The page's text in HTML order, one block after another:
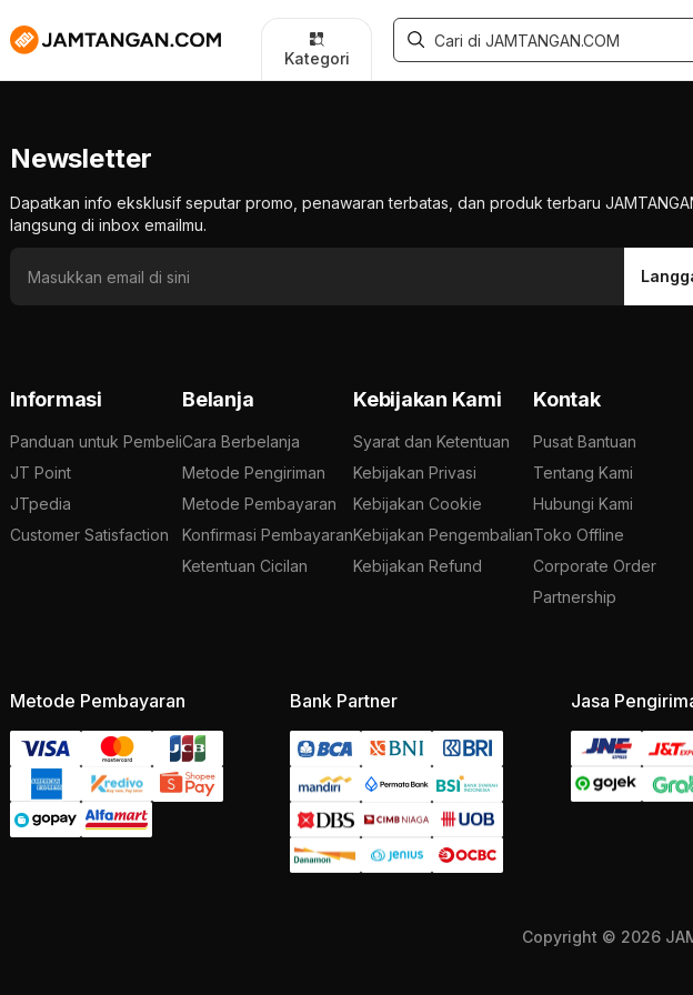
Newsletter
Dapatkan info eksklusif seputar promo, penawaran terbatas, dan produk terbaru
langsung di inbox emailmu.
Informasi
Panduan untuk Pembeli
JT Point
JTpedia
Customer Satisfaction
Belanja
Cara Berbelanja
Metode Pengiriman
Metode Pembayaran
Konfirmasi Pembayaran
Ketentuan Cicilan
Kebijakan Kami
Syarat dan Ketentuan
Kebijakan Privasi
Kebijakan Cookie
Kebijakan Pengembalian
Kebijakan Refund
Kontak
Pusat Bantuan
Tentang Kami
Hubungi Kami
Toko Offline
Corporate Order
Partnership
Metode Pembayaran Bank Partner Jasa
Copyright © 2026
Kategori